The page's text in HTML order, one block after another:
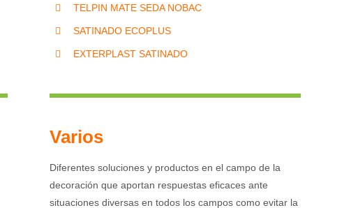
TELPIN MATE SEDA NOBAC
SATINADO ECOPLUS
EXTERPLAST SATINADO
Varios
Diferentes soluciones y productos en el campo de la
decoración que aportan respuestas eficaces ante
situaciones diversas en todos los campos como evitar la